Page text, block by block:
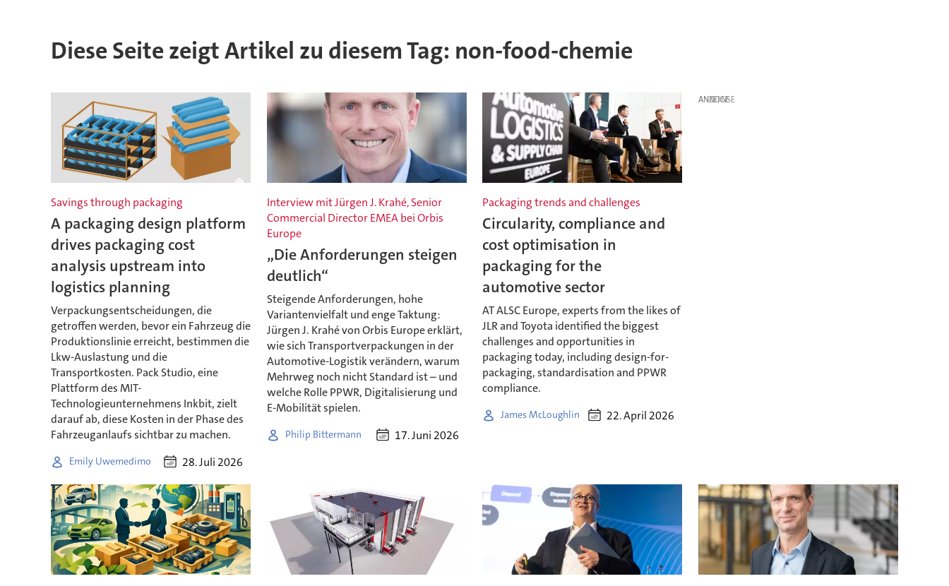
Diese Seite zeigt Artikel zu diesem Tag: non-food-chemie
Savings through packaging
A packaging design platform
drives packaging cost
analysis upstream into
logistics planning
Verpackungsentscheidungen, die
getroffen werden, bevor ein Fahrzeug die
Produktionslinie erreicht, bestimmen die
Lkw-Auslastung und die
Transportkosten. Pack Studio, eine
Plattform des MIT-
Technologieunternehmens Inkbit, zielt
darauf ab, diese Kosten in der Phase des
Fahrzeuganlaufs sichtbar zu machen.
Emily Uwemedimo 28. Juli 2026
Interview mit Jürgen J. Krahé, Senior
Commercial Director EMEA bei Orbis
Europe
„Die Anforderungen steigen
deutlich“
Steigende Anforderungen, hohe
Variantenvielfalt und enge Taktung:
Jürgen J. Krahé von Orbis Europe erklärt,
wie sich Transportverpackungen in der
Automotive-Logistik verändern, warum
Mehrweg noch nicht Standard ist – und
welche Rolle PPWR, Digitalisierung und
E-Mobilität spielen.
Philip Bittermann 17. Juni 2026
Packaging trends and challenges
Circularity, compliance and
cost optimisation in
packaging for the
automotive sector
AT ALSC Europe, experts from the likes of
JLR and Toyota identified the biggest
challenges and opportunities in
packaging today, including design-for-
packaging, standardisation and PPWR
compliance.
James McLoughlin 22. April 2026
ANZEIGE